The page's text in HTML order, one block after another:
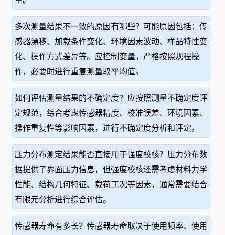
多次测量结果不一致的原因有哪些？可能原因包括：传
感器漂移、加载条件变化、环境因素波动、样品特性变
化、操作方式差异等。应控制变量，严格按照规程操
作，必要时进行重复测量取平均值。
如何评估测量结果的不确定度？应按照测量不确定度评
定规范，综合考虑传感器精度、校准误差、环境因素、
操作重复性等影响因素，进行不确定度分析和评定。
压力分布测定结果能否直接用于强度校核？压力分布数
据提供了界面压力信息，但强度校核还需考虑材料力学
性能、结构几何特征、载荷工况等因素，通常需要结合
有限元分析进行综合评估。
传感器寿命有多长？传感器寿命取决于使用频率、使用